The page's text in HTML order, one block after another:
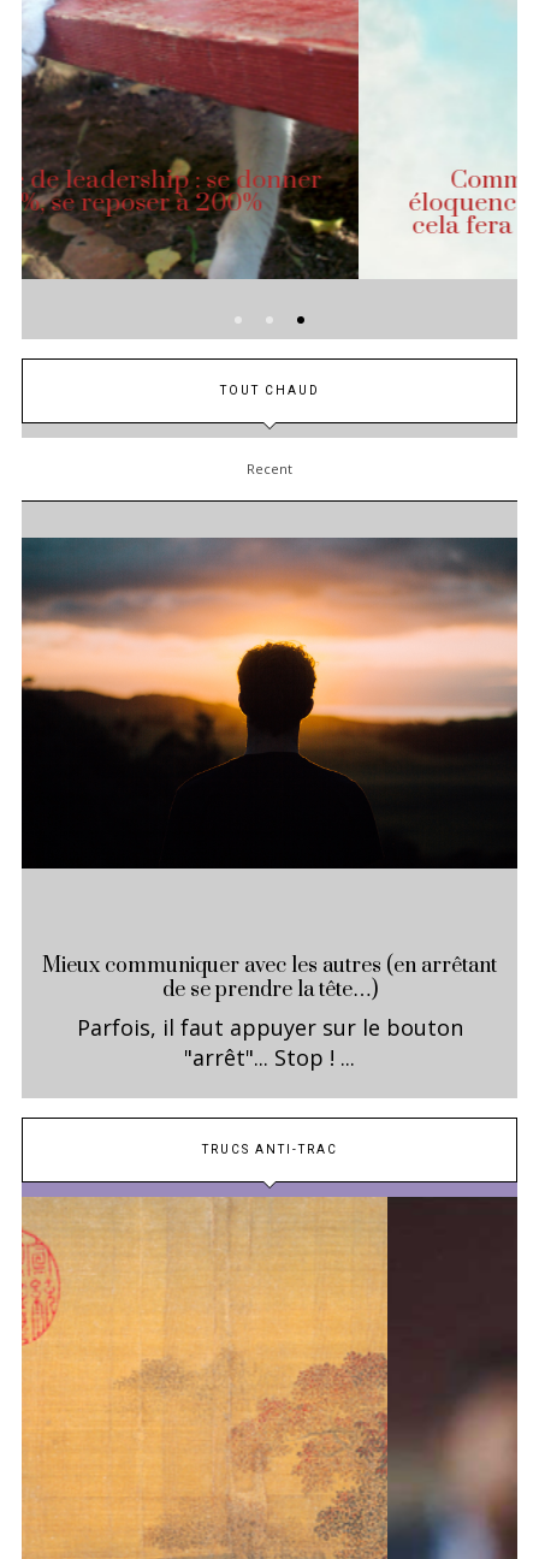
Comment développer votre
éloquence en anglais (et pourquoi
cela fera décoller votre activité de
conférencier)
TOUT CHAUD
Recent
Mieux communiquer avec les autres (en arrêtant
de se prendre la tête…)
Parfois, il faut appuyer sur le bouton
"arrêt"... Stop ! ...
TRUCS ANTI-TRAC